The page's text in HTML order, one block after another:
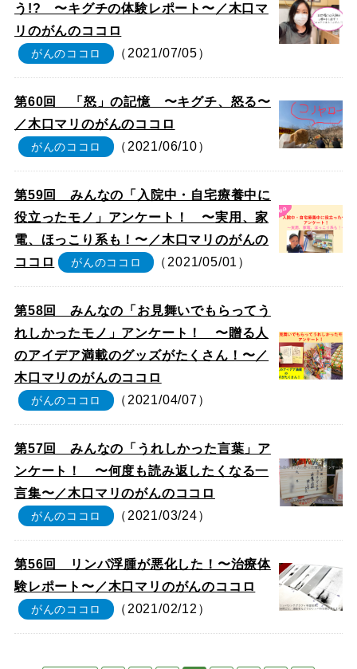
う!? 〜キグチの体験レポート〜／木口マ
リのがんのココロ
がんのココロ （2021/07/05）
第60回 「怒」の記憶 〜キグチ、怒る〜
／木口マリのがんのココロ
がんのココロ （2021/06/10）
第59回 みんなの「入院中・自宅療養中に
役立ったモノ」アンケート！ 〜実用、家
電、ほっこり系も！〜／木口マリのがんの
ココロ
がんのココロ （2021/05/01）
第58回 みんなの「お見舞いでもらってう
れしかったモノ」アンケート！ 〜贈る人
のアイデア満載のグッズがたくさん！〜／
木口マリのがんのココロ
がんのココロ （2021/04/07）
第57回 みんなの「うれしかった言葉」ア
ンケート！ 〜何度も読み返したくなる一
言集〜／木口マリのがんのココロ
がんのココロ （2021/03/24）
第56回 リンパ浮腫が悪化した！〜治療体
験レポート〜／木口マリのがんのココロ
がんのココロ （2021/02/12）